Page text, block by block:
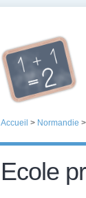
Accueil > Normandie >
Ecole